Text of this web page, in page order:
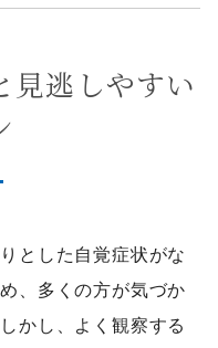
見逃しやすい
とした自覚症状がな
、多くの方が気づか
かし、よく観察する